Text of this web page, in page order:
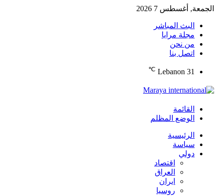
الجمعة, أغسطس 7 2026
البث المباشر
مجلة مرايا
من نحن
اتصل بنا
Lebanon 31
℃
القائمة
الوضع المظلم
الرئيسية
سياسة
دولي
اقتصاد
العراق
ايران
روسيا